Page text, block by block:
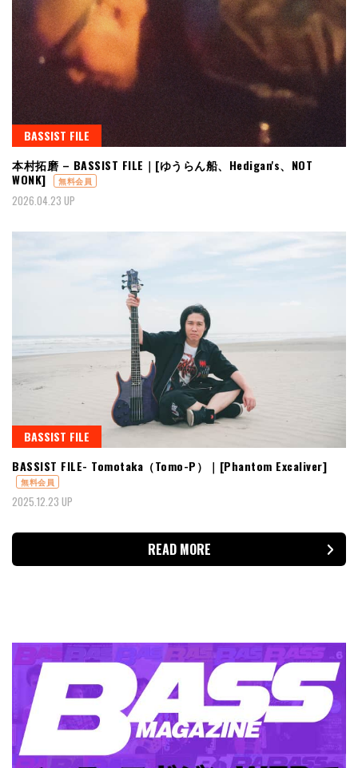
BASSIST FILE
本村拓磨 – BASSIST FILE｜[ゆうらん船、Hedigan's、NOT
WONK]
無料会員
2026.04.23 UP
BASSIST FILE
BASSIST FILE- Tomotaka（Tomo-P）｜[Phantom Excaliver]
無料会員
2025.12.23 UP
READ MORE